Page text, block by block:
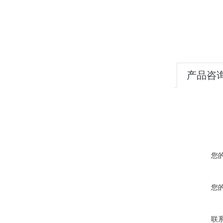
产品咨
您
您
联